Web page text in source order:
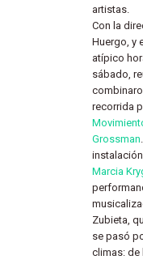
artistas.
Con la
Huergo, y
atípico
sábado,
recorrida
Grossman
Marcia
Zubieta,
se pasó
climas: de